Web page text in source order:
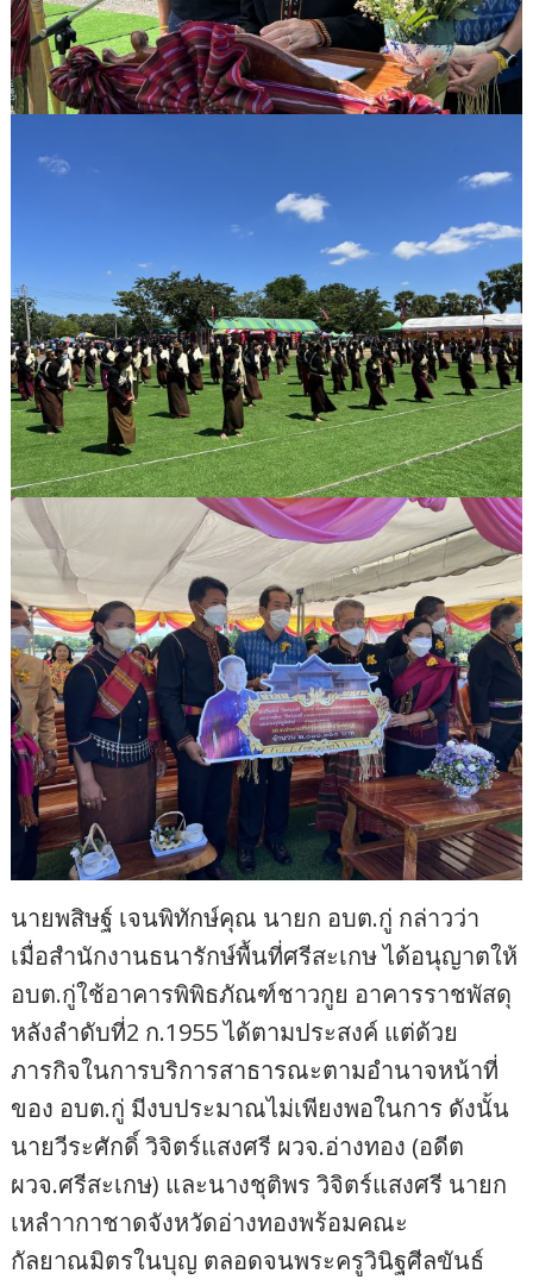
นายพสิษฐ์ เจนพิทักษ์คุณ นายก อบต.กู่ กล่าวว่า
เมื่อสำนักงานธนารักษ์พื้นที่ศรีสะเกษ ได้อนุญาตให้
อบต.กู่ใช้อาคารพิพิธภัณฑ์ชาวกูย อาคารราชพัสดุ
หลังลำดับที่2 ก.1955 ได้ตามประสงค์ แต่ด้วย
ภารกิจในการบริการสาธารณะตามอำนาจหน้าที่
ของ อบต.กู่ มีงบประมาณไม่เพียงพอในการ ดังนั้น
นายวีระศักดิ์ วิจิตร์แสงศรี ผวจ.อ่างทอง (อดีต
ผวจ.ศรีสะเกษ) และนางชุติพร วิจิตร์แสงศรี นายก
เหลำากาชาดจังหวัดอ่างทองพร้อมคณะ
กัลยาณมิตรในบุญ ตลอดจนพระครูวินิฐศีลขันธ์